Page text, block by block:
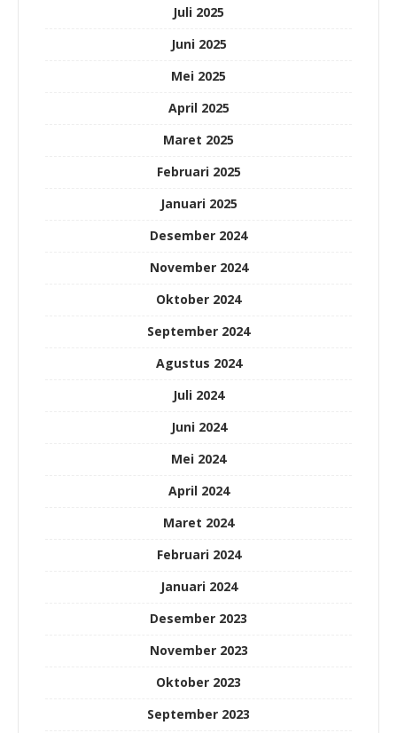
Juli 2025
Juni 2025
Mei 2025
April 2025
Maret 2025
Februari 2025
Januari 2025
Desember 2024
November 2024
Oktober 2024
September 2024
Agustus 2024
Juli 2024
Juni 2024
Mei 2024
April 2024
Maret 2024
Februari 2024
Januari 2024
Desember 2023
November 2023
Oktober 2023
September 2023